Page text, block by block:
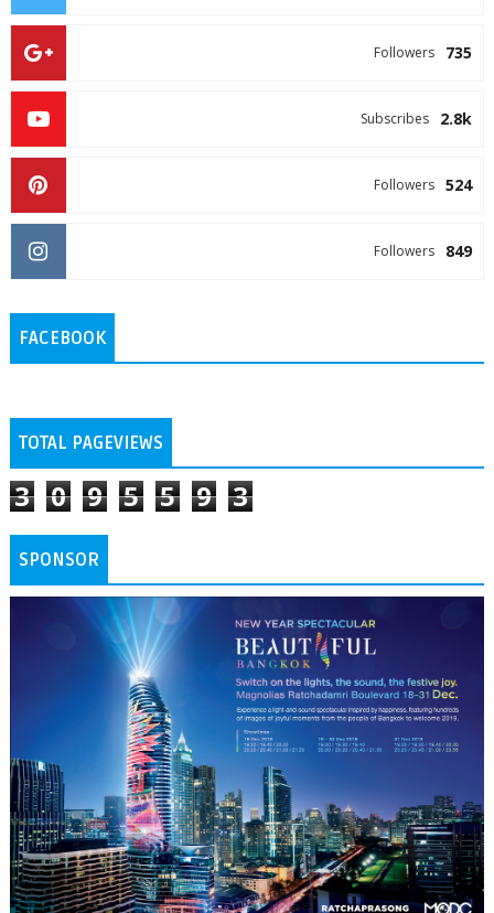
735
Followers
2.8k
Subscribes
524
Followers
849
Followers
FACEBOOK
TOTAL PAGEVIEWS
3 0 9 5 5 9 3
SPONSOR